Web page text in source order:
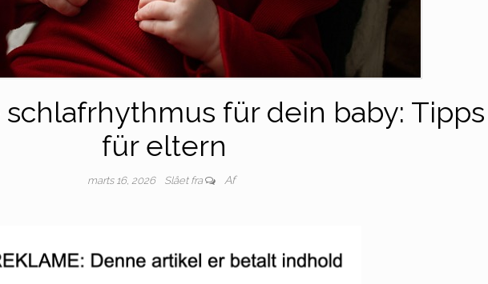
für dein baby: Tipps
für eltern
marts 16, 2026 Slået fra Af